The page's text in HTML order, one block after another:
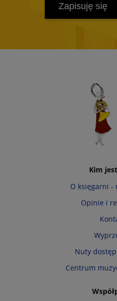
Zapisuję się
Kim
O księgarni -
Opinie i
Nuty
Centrum